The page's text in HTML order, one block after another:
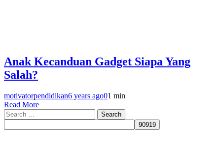
Anak Kecanduan Gadget Siapa Yang
Salah?
motivatorpendidikan6 years ago01 min
Read More
Search
for: